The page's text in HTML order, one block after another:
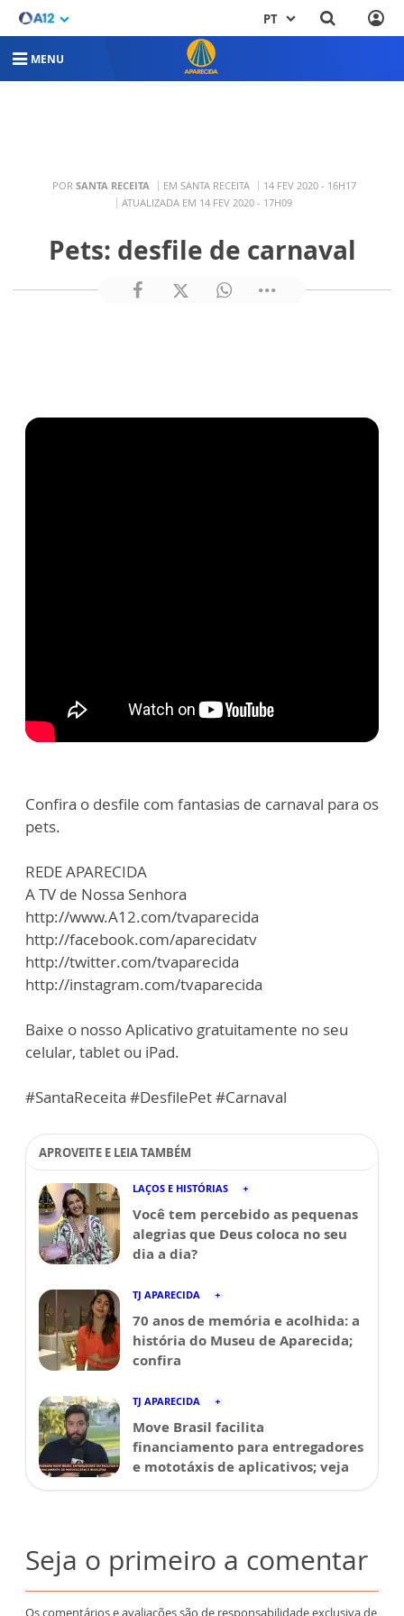
PT
MENU
POR SANTA RECEITA EM SANTA RECEITA
14 FEV 2020 - 16H17
ATUALIZADA EM 14 FEV 2020 - 17H09
Pets: desfile de carnaval
Confira o desfile com fantasias de carnaval para os
pets.
REDE APARECIDA
A TV de Nossa Senhora
http://www.A12.com/tvaparecida
http://facebook.com/aparecidatv
http://twitter.com/tvaparecida
http://instagram.com/tvaparecida
Baixe o nosso Aplicativo gratuitamente no seu
celular, tablet ou iPad.
#SantaReceita #DesfilePet #Carnaval
APROVEITE E LEIA TAMBÉM
LAÇOS E HISTÓRIAS
Você tem percebido as pequenas
alegrias que Deus coloca no seu
dia a dia?
TJ APARECIDA
70 anos de memória e acolhida: a
história do Museu de Aparecida;
confira
TJ APARECIDA
Move Brasil facilita
financiamento para entregadores
e mototáxis de aplicativos; veja
Seja o primeiro a comentar
Os comentários e avaliações são de responsabilidade exclusiva de